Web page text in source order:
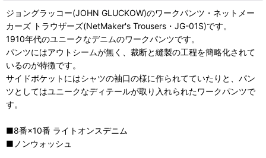
ジョングラッコー(JOHN GLUCKOW)のワークパンツ・ネットメー
カーズ トラウザーズ(NetMaker's Trousers・JG-01S)です。
1910年代のユニークなデニムのワークパンツです。
パンツにはアウトシームが無く、裁断と縫製の工程を簡略化されて
いるのが特徴です。
サイドポケットにはシャツの袖口の様に作られてていたりと、パン
ツとしてはユニークなディテールが取り入れられたワークパンツで
す。
■8番×10番 ライトオンスデニム
■ノンウォッシュ